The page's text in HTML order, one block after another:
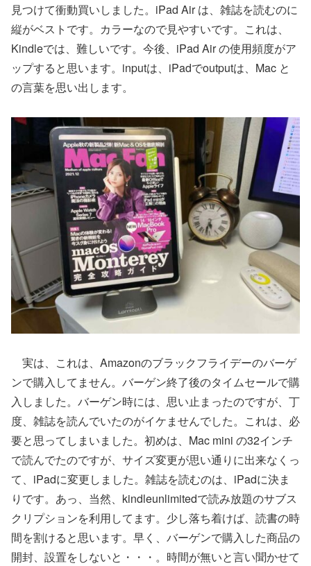
見つけて衝動買いしました。iPad Air は、雑誌を読むのに
縦がベストです。カラーなので見やすいです。これは、
Kindleでは、難しいです。今後、iPad Air の使用頻度がア
ップすると思います。inputは、iPadでoutputは、Mac と
の言葉を思い出します。
実は、これは、Amazonのブラックフライデーのバーゲ
ンで購入してません。バーゲン終了後のタイムセールで購
入しました。バーゲン時には、思い止まったのですが、丁
度、雑誌を読んでいたのがイケませんでした。これは、必
要と思ってしまいました。初めは、Mac mini の32インチ
で読んでたのですが、サイズ変更が思い通りに出来なくっ
て、iPadに変更しました。雑誌を読むのは、iPadに決ま
りです。あっ、当然、kindleunlimitedで読み放題のサブス
クリプションを利用してます。少し落ち着けば、読書の時
間を割けると思います。早く、バーゲンで購入した商品の
開封、設置をしないと・・・。時間が無いと言い聞かせて